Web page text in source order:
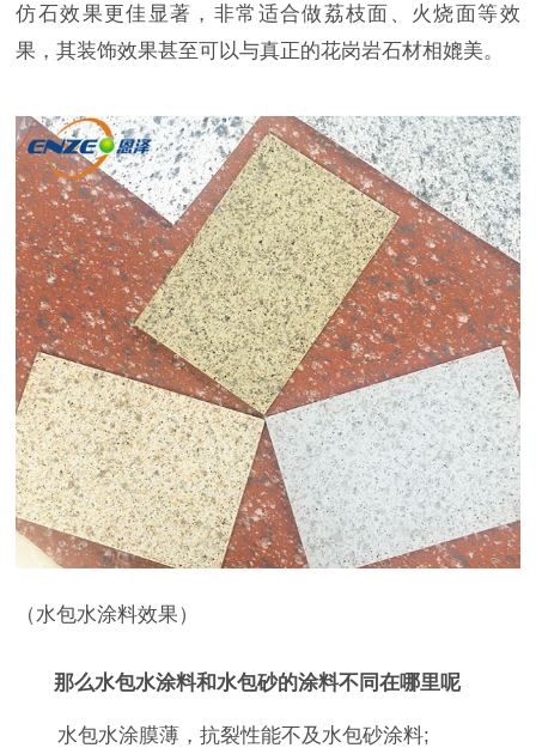
仿石效果更佳显著，非常适合做荔枝面、火烧面等效
果，其装饰效果甚至可以与真正的花岗岩石材相媲美。
（水包水涂料效果）
那么水包水涂料和水包砂的涂料不同在哪里呢
水包水涂膜薄，抗裂性能不及水包砂涂料;